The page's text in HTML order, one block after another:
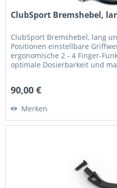
ClubSport Bremshebel,
ClubSport Bremshebel, lang
Positionen einstellbare
ergonomische 2 - 4 Finger-
optimale Dosierbarkeit und
90,00 €
Merken